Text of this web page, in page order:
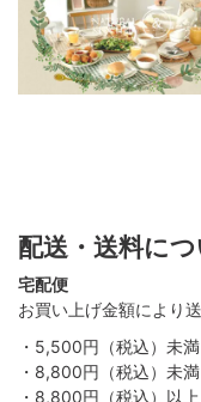
配送・送料に
宅配便
お買い上げ金額により
・5,500円（税込）未
・8,800円（税込）未
・8,800円（税込）以